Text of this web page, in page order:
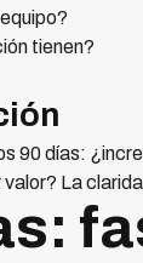
tienen?
90 días:
La